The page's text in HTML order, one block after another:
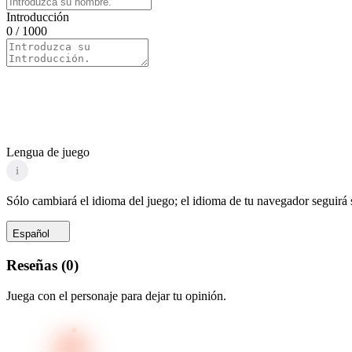
Introducción
0 / 1000
Lengua de juego
i
Sólo cambiará el idioma del juego; el idioma de tu navegador seguirá
Español
Reseñas (0)
Juega con el personaje para dejar tu opinión.